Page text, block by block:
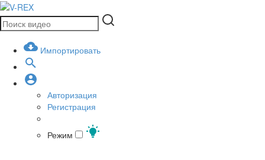
Импортировать
Авторизация
Регистрация
Режим